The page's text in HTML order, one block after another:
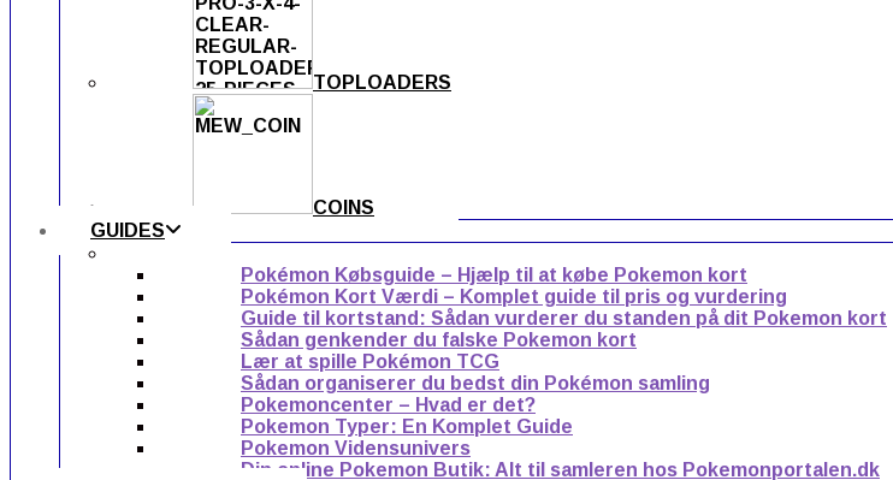
TOPLOADERS
COINS
GUIDES
Pokémon Købsguide – Hjælp til at købe Pokemon kort
Pokémon Kort Værdi – Komplet guide til pris og vurdering
Guide til kortstand: Sådan vurderer du standen på dit Pokemon kort
Sådan genkender du falske Pokemon kort
Lær at spille Pokémon TCG
Sådan organiserer du bedst din Pokémon samling
Pokemoncenter – Hvad er det?
Pokemon Typer: En Komplet Guide
Pokemon Vidensunivers
Din online Pokemon Butik: Alt til samleren hos Pokemonportalen.dk